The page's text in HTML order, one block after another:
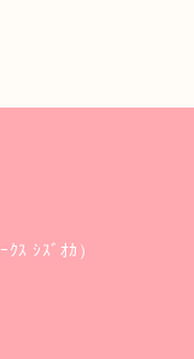
ｽ ｼｽﾞｵｶ）